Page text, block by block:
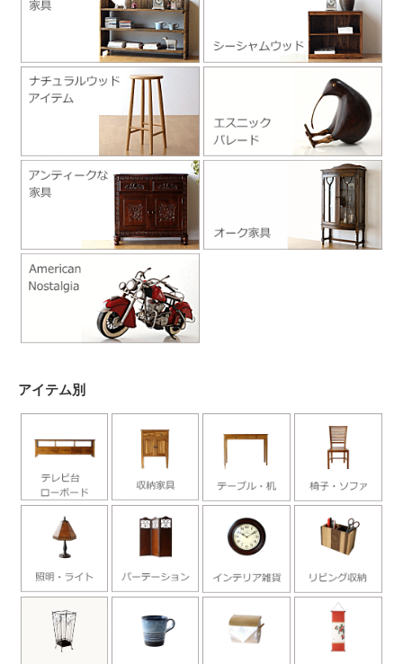
アイテム別